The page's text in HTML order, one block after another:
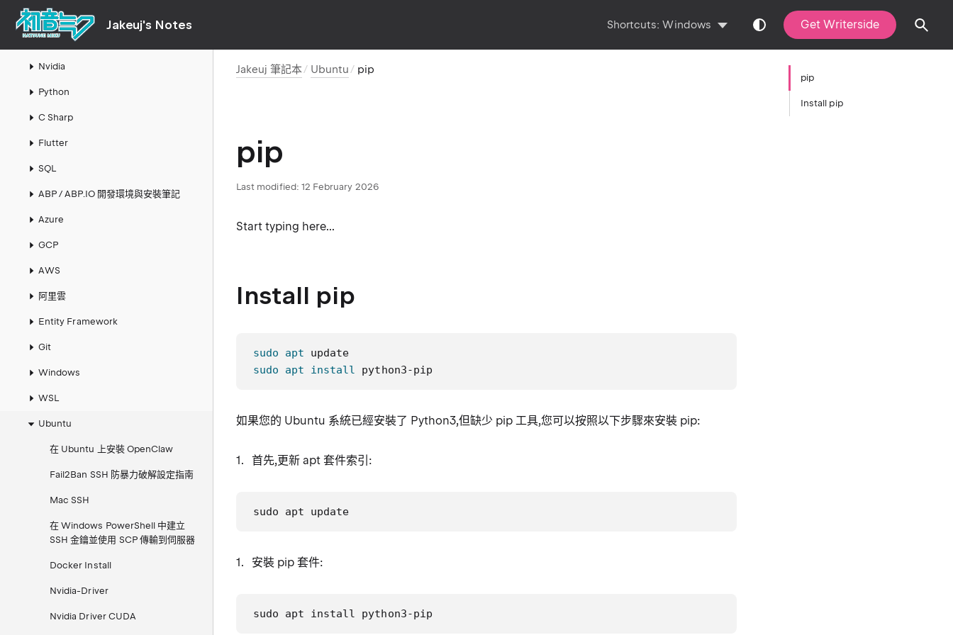
Jakeuj's Notes Shortcuts:Windows Get Writerside
AI
LLM 本地模型與推論筆記
Nvidia
Python
C Sharp
Flutter
SQL
ABP / ABP.IO 開發環境與安裝筆記
Azure
GCP
AWS
阿里雲
Entity Framework
Git
Windows
WSL
Ubuntu
在 Ubuntu 上安裝 OpenClaw
Fail2Ban SSH 防暴力破解設定指南
Mac SSH
在 Windows PowerShell 中建立
SSH 金鑰並使用 SCP 傳輸到伺服器
Docker Install
Nvidia-Driver
Nvidia Driver CUDA
Jakeuj 筆記本 Ubuntu pip
pip
Last modified: 12 February 2026
Start typing here...
Install pip
sudo apt
sudo
apt install python3-pip
如果您的 Ubuntu 系統已經安裝了 Python3,但缺少 pip 工具,您可以按照以下步驟來安裝 pip:
首先,更新 apt 套件索引:
sudo apt update
安裝 pip 套件:
sudo apt install python3-pip
pip
Install pip